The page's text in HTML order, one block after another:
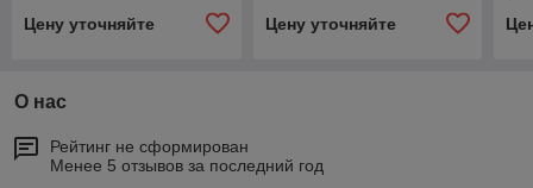
Цену уточняйте Цену уточняйте
О нас
Рейтинг не сформирован
Менее 5 отзывов за последний год